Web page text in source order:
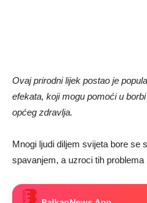
Ovaj prirodni lijek postao je
efekata, koji mogu pomoći u
općeg zdravlja.
Mnogi ljudi diljem svijeta bore se
spavanjem, a uzroci tih problema